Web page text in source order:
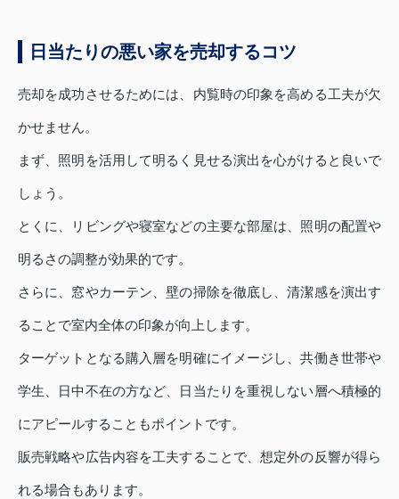
日当たりの悪い家を売却するコツ
売却を成功させるためには、内覧時の印象を高める工夫が欠
かせません。
まず、照明を活用して明るく見せる演出を心がけると良いで
しょう。
とくに、リビングや寝室などの主要な部屋は、照明の配置や
明るさの調整が効果的です。
さらに、窓やカーテン、壁の掃除を徹底し、清潔感を演出す
ることで室内全体の印象が向上します。
ターゲットとなる購入層を明確にイメージし、共働き世帯や
学生、日中不在の方など、日当たりを重視しない層へ積極的
にアピールすることもポイントです。
販売戦略や広告内容を工夫することで、想定外の反響が得ら
れる場合もあります。